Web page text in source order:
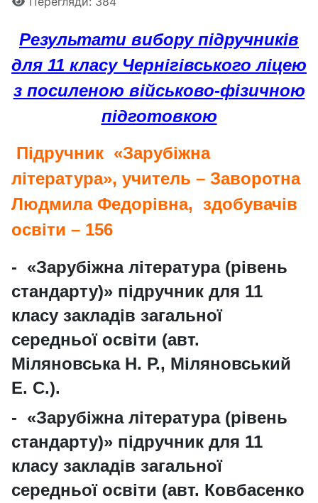
Результати вибору підручників
для 11 класу Чернігівського ліцею
з посиленою військово-фізичною
підготовкою
Підручник «Зарубіжна
література», учитель – Заворотна
Людмила Федорівна, здобувачів
освіти – 156
- «Зарубіжна література (рівень
стандарту)» підручник для 11
класу закладів загальної
середньої освіти (авт.
Міляновська Н. Р., Міляновський
Е. С.).
- «Зарубіжна література (рівень
стандарту)» підручник для 11
класу закладів загальної
середньої освіти (авт. Ковбасенко